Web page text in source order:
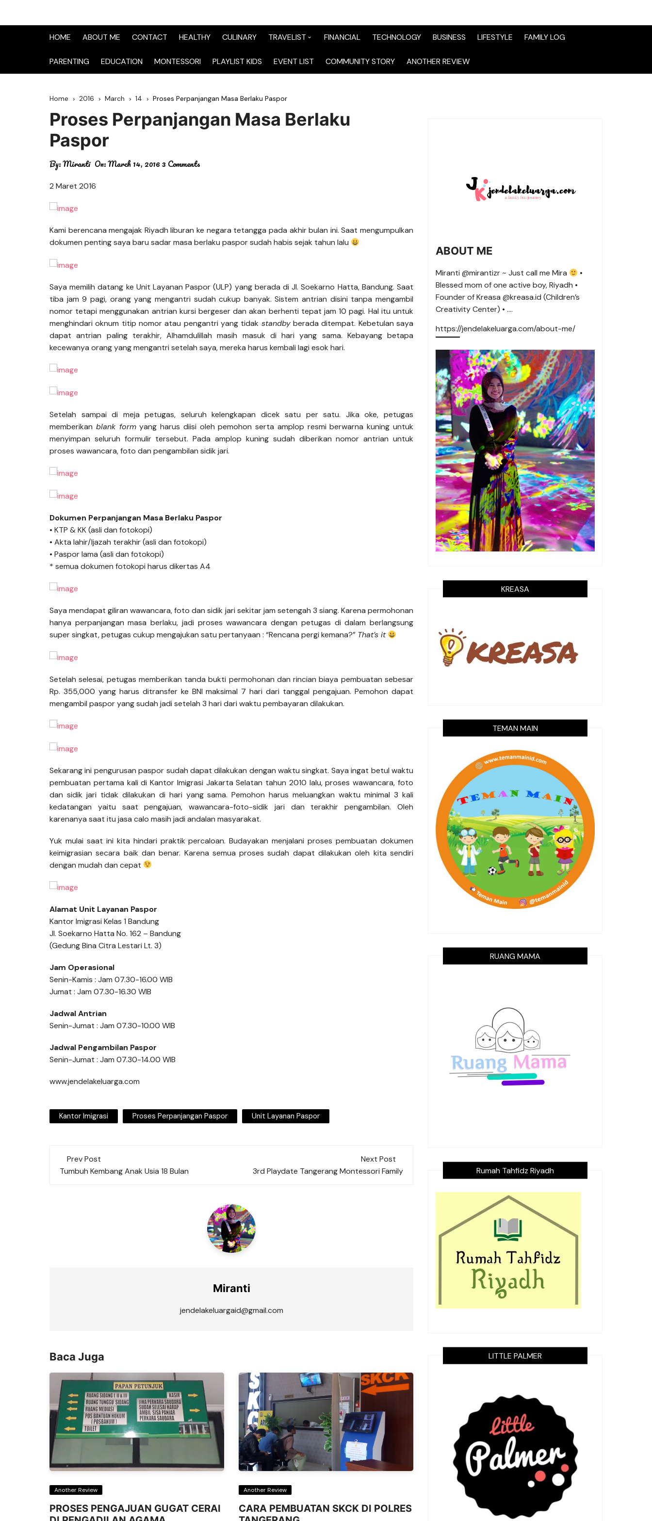
HOME ABOUT ME CONTACT HEALTHY CULINARY TRAVELIST
TraveList Sumatera
TraveList Bandung
TraveList Jawa
FINANCIAL TECHNOLOGY BUSINESS LIFESTYLE FAMILY LOG
PARENTING EDUCATION MONTESSORI PLAYLIST KIDS EVENT LIST COMMUNITY STORY ANOTHER REVIEW
Home 2016 March 14 Proses Perpanjangan Masa Berlaku Paspor
Proses Perpanjangan Masa Berlaku
Paspor
By:Miranti On:March 14, 20163 Comments
2 Maret 2016
Kami berencana mengajak Riyadh liburan ke negara tetangga pada akhir bulan ini. Saat mengumpulkan
dokumen penting saya baru sadar masa berlaku paspor sudah habis sejak tahun lalu
Saya memilih datang ke Unit Layanan Paspor (ULP) yang berada di Jl. Soekarno Hatta, Bandung. Saat
tiba jam 9 pagi, orang yang mengantri sudah cukup banyak. Sistem antrian disini tanpa mengambil
nomor tetapi menggunakan antrian kursi bergeser dan akan berhenti tepat jam 10 pagi. Hal itu untuk
menghindari oknum titip nomor atau pengantri yang tidak standbyberada ditempat. Kebetulan saya
dapat antrian paling terakhir, Alhamdulillah masih masuk di hari yang sama. Kebayang betapa
kecewanya orang yang mengantri setelah saya, mereka harus kembali lagi esok hari.
Setelah sampai di meja petugas, seluruh kelengkapan dicek satu per satu. Jika oke, petugas
memberikan blank formyang harus diisi oleh pemohon serta amplop resmi berwarna kuning untuk
menyimpan seluruh formulir tersebut. Pada amplop kuning sudah diberikan nomor antrian untuk
proses wawancara, foto dan pengambilan sidik jari.
Dokumen Perpanjangan Masa Berlaku Paspor
• KTP & KK (asli dan fotokopi)
• Akta lahir/Ijazah terakhir (asli dan fotokopi)
• Paspor lama (asli dan fotokopi)
* semua dokumen fotokopi harus dikertas A4
Saya mendapat giliran wawancara, foto dan sidik jari sekitar jam setengah 3 siang. Karena permohonan
hanya perpanjangan masa berlaku, jadi proses wawancara dengan petugas di dalam berlangsung
super singkat, petugas cukup mengajukan satu pertanyaan : “Rencana pergi kemana?” That’s it
Setelah selesai, petugas memberikan tanda bukti permohonan dan rincian biaya pembuatan sebesar
Rp. 355,000 yang harus ditransfer ke BNI maksimal 7 hari dari tanggal pengajuan. Pemohon dapat
mengambil paspor yang sudah jadi setelah 3 hari dari waktu pembayaran dilakukan.
Sekarang ini pengurusan paspor sudah dapat dilakukan dengan waktu singkat. Saya ingat betul waktu
pembuatan pertama kali di Kantor Imigrasi Jakarta Selatan tahun 2010 lalu, proses wawancara, foto
dan sidik jari tidak dilakukan di hari yang sama. Pemohon harus meluangkan waktu minimal 3 kali
kedatangan yaitu saat pengajuan, wawancara-foto-sidik jari dan terakhir pengambilan. Oleh
karenanya saat itu jasa calo masih jadi andalan masyarakat.
Yuk mulai saat ini kita hindari praktik percaloan. Budayakan menjalani proses pembuatan dokumen
keimigrasian secara baik dan benar. Karena semua proses sudah dapat dilakukan oleh kita sendiri
dengan mudah dan cepat
Alamat Unit Layanan Paspor
Kantor Imigrasi Kelas 1 Bandung
Jl. Soekarno Hatta No. 162 – Bandung
(Gedung Bina Citra Lestari Lt. 3)
Jam Operasional
Senin-Kamis : Jam 07.30-16.00 WIB
Jumat : Jam 07.30-16.30 WIB
Jadwal Antrian
Senin-Jumat : Jam 07.30-10.00 WIB
Jadwal Pengambilan Paspor
Senin-Jumat : Jam 07.30-14.00 WIB
www.jendelakeluarga.com
Kantor Imigrasi Proses Perpanjangan Paspor Unit Layanan Paspor
Post
navigation
Prev Post
Tumbuh Kembang Anak Usia 18 Bulan
Next Post
3rd Playdate Tangerang Montessori Family
Miranti
jendelakeluargaid@gmail.com
Baca Juga
Another Review
PROSES PENGAJUAN GUGAT CERAI
Another Review
CARA PEMBUATAN SKCK DI POLRES
ABOUT ME
Miranti @mirantizr ~ Just call me Mira
•
Blessed mom of one active boy, Riyadh •
Founder of Kreasa @kreasa.id (Children’s
Creativity Center) • ….
https://jendelakeluarga.com/about-me/
KREASA
TEMAN MAIN
RUANG MAMA
Rumah Tahfidz Riyadh
LITTLE PALMER